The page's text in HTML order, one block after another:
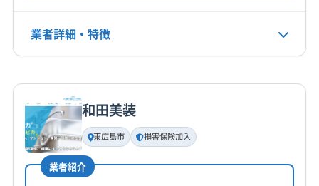
(岡山県) 新見市
(岡山県) 苫田郡鏡野町
(岡山県) 和気郡和気町
電話番号
公式HP
公式サイトを見る
業者詳細・特徴
基本情報
代表者名
片岡歩
所在地
和田美装
東広島市 損害保険加入
業者紹介